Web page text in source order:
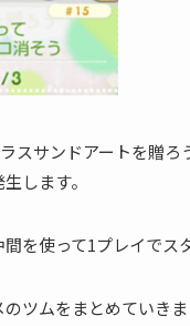
スサンドアートを贈
します。
を使って1プレイでス
ツムをまとめていきま